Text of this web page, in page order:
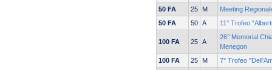
50 FA
25 M
Meeting
50 FA
50 A 11° Trofeo
100 FA 25 A
26° Memorial
Menegon
100 FA
25 M
7° Trofeo